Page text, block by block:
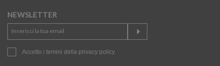
NEWSLETTER
Accetto i temini della privacy policy